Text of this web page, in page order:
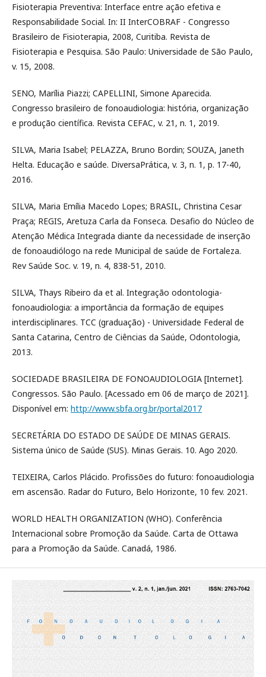
Fisioterapia Preventiva: Interface entre ação efetiva e
Responsabilidade Social. In: II InterCOBRAF - Congresso
Brasileiro de Fisioterapia, 2008, Curitiba. Revista de
Fisioterapia e Pesquisa. São Paulo: Universidade de São Paulo,
v. 15, 2008.
SENO, Marília Piazzi; CAPELLINI, Simone Aparecida.
Congresso brasileiro de fonoaudiologia: história, organização
e produção científica. Revista CEFAC, v. 21, n. 1, 2019.
SILVA, Maria Isabel; PELAZZA, Bruno Bordin; SOUZA, Janeth
Helta. Educação e saúde. DiversaPrática, v. 3, n. 1, p. 17-40,
2016.
SILVA, Maria Emília Macedo Lopes; BRASIL, Christina Cesar
Praça; REGIS, Aretuza Carla da Fonseca. Desafio do Núcleo de
Atenção Médica Integrada diante da necessidade de inserção
de fonoaudiólogo na rede Municipal de saúde de Fortaleza.
Rev Saúde Soc. v. 19, n. 4, 838-51, 2010.
SILVA, Thays Ribeiro da et al. Integração odontologia-
fonoaudiologia: a importância da formação de equipes
interdisciplinares. TCC (graduação) - Universidade Federal de
Santa Catarina, Centro de Ciências da Saúde, Odontologia,
2013.
SOCIEDADE BRASILEIRA DE FONOAUDIOLOGIA [Internet].
Congressos. São Paulo. [Acessado em 06 de março de 2021].
Disponível em: http://www.sbfa.org.br/portal2017
SECRETÁRIA DO ESTADO DE SAÚDE DE MINAS GERAIS.
Sistema único de Saúde (SUS). Minas Gerais. 10. Ago 2020.
TEIXEIRA, Carlos Plácido. Profissões do futuro: fonoaudiologia
em ascensão. Radar do Futuro, Belo Horizonte, 10 fev. 2021.
WORLD HEALTH ORGANIZATION (WHO). Conferência
Internacional sobre Promoção da Saúde. Carta de Ottawa
para a Promoção da Saúde. Canadá, 1986.